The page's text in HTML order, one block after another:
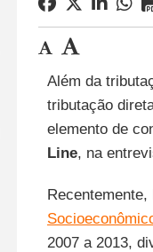
Além da
tributação
elemento de
Line, na
Recentemente,
2007 a 2013,